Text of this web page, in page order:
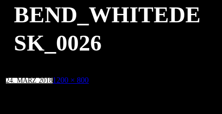
BEND_WHITEDE
SK_0026
Veröffentlicht
am
24. MÄRZ 2018Volle
1200 × 800